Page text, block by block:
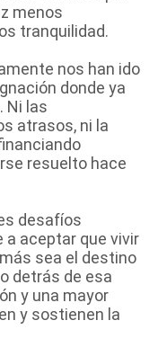
menos
tranquilidad.
nos han ido
donde ya
Ni las
atrasos, ni la
resuelto hace
desafíos
a aceptar que vivir
sea el destino
detrás de esa
y una mayor
y sostienen la